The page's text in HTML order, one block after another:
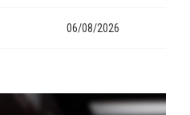
06/08/2026